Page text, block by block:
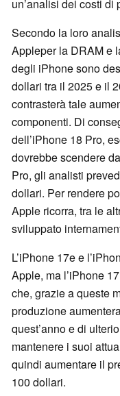
un’analisi dei costi di
Secondo la loro
Appleper la DRAM e
degli iPhone sono
dollari tra il 2025 e il
contrasterà tale
componenti. Di
dell’iPhone 18 Pro,
dovrebbe scendere
Pro, gli analisti
dollari. Per rendere
Apple ricorra, tra le
sviluppato
L’iPhone 17e e
Apple, ma l’iPhone
che, grazie a queste
produzione
quest’anno e di
mantenere i suoi
quindi aumentare il
100 dollari.